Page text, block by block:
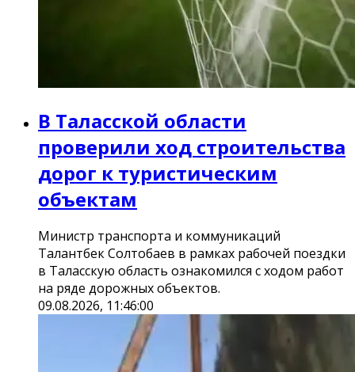
В Таласской области
проверили ход строительства
дорог к туристическим
объектам
Министр транспорта и коммуникаций
Талантбек Солтобаев в рамках рабочей поездки
в Таласскую область ознакомился с ходом работ
на ряде дорожных объектов.
09.08.2026, 11:46:00